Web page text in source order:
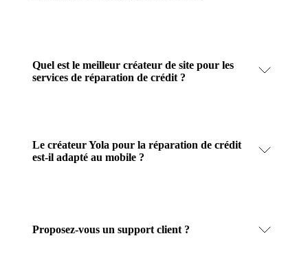
Quel est le meilleur créateur de site pour les
services de réparation de crédit ?
Le créateur Yola pour la réparation de crédit
est-il adapté au mobile ?
Proposez-vous un support client ?